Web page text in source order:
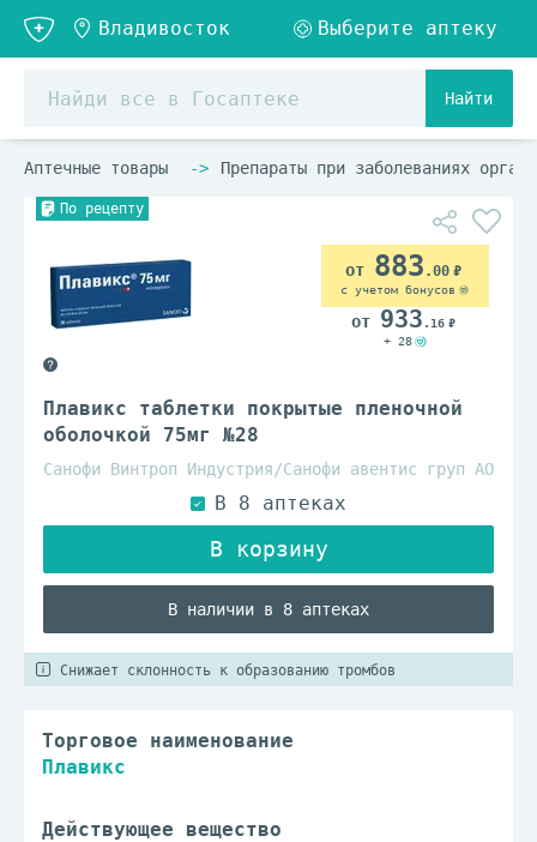
Найти
Аптечные товары Препараты при заболеваниях
По рецепту
Плавикс таблетки покрытые пленочной
оболочкой 75мг №28
Санофи Винтроп Индустрия/Санофи авентис груп АО
В наличии в 8 аптеках
883 .00
с учетом бонусов
933 .16
+ 28
Снижает склонность к образованию тромбов
Торговое наименование
Плавикс
Действующее вещество